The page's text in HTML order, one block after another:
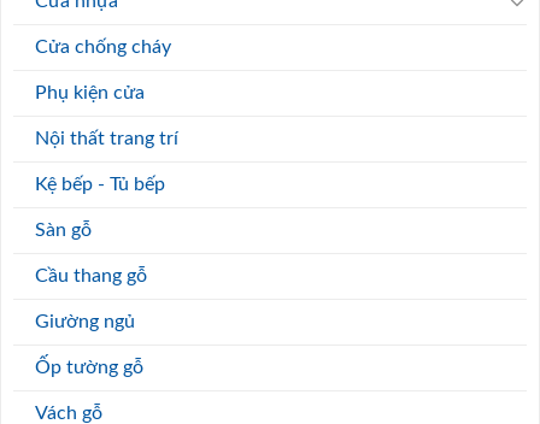
Cửa chống cháy
Phụ kiện cửa
Nội thất trang trí
Kệ bếp - Tủ bếp
Sàn gỗ
Cầu thang gỗ
Giường ngủ
Ốp tường gỗ
Vách gỗ